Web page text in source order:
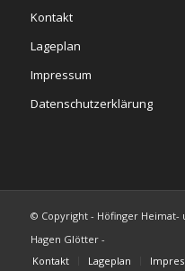
Kontakt
Lageplan
Impressum
Datenschutzerklärung
© Copyright - Höfinger
Hagen Glötter -
Kontakt
Lageplan